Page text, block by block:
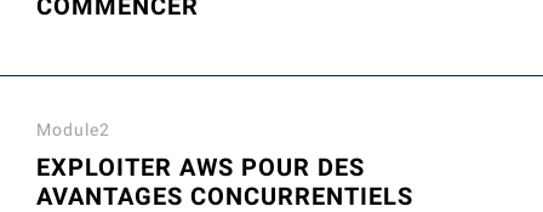
Module2
EXPLOITER AWS POUR DES
AVANTAGES CONCURRENTIELS